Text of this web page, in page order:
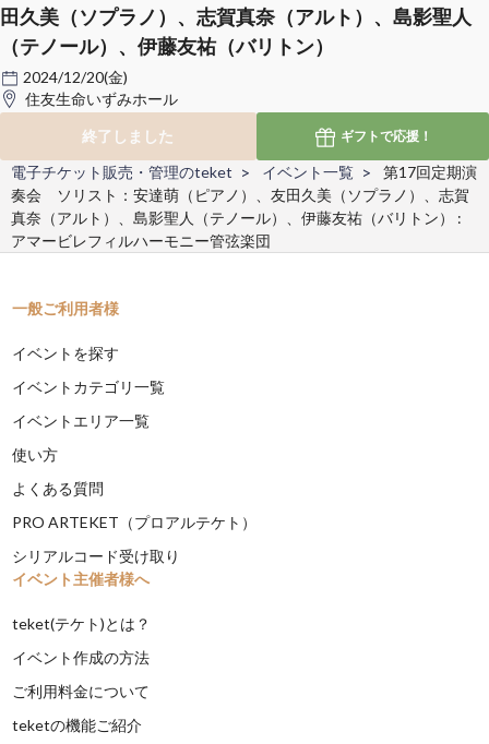
田久美（ソプラノ）、志賀真奈（アルト）、島影聖人
（テノール）、伊藤友祐（バリトン）
2024/12/20(金)
住友生命いずみホール
終了しました
ギフトで応援！
電子チケット販売・管理のteket イベント一覧
第17回定期演
奏会 ソリスト：安達萌（ピアノ）、友田久美（ソプラノ）、志賀
真奈（アルト）、島影聖人（テノール）、伊藤友祐（バリトン） :
アマービレフィルハーモニー管弦楽団
一般ご利用者様
イベントを探す
イベントカテゴリ一覧
イベントエリア一覧
使い方
よくある質問
PRO ARTEKET（プロアルテケト）
シリアルコード受け取り
イベント主催者様へ
teket(テケト)とは？
イベント作成の方法
ご利用料金について
teketの機能ご紹介